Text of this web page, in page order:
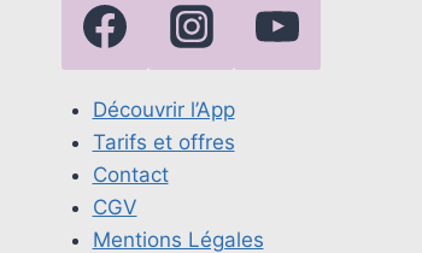
Découvrir l’App
Tarifs et offres
Contact
CGV
Mentions Légales